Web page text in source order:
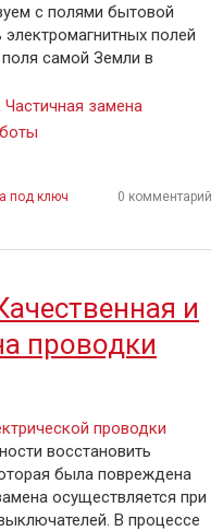
с полями бытовой
полей
самой Земли в
Частичная замена
под ключ 0 комментарий
и
проводки
проводки
восстановить
была повреждена
осуществляется при
В процессе